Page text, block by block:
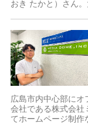
おき たかと）さん
広島市内中心部にオ
会社である株式会社
てホームページ制作